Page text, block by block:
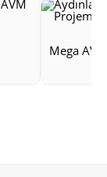
Mega